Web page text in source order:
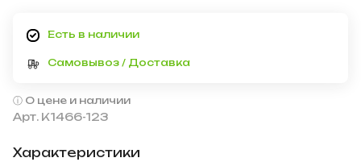
Арт. К1466-123
Характеристики
Есть в наличии
Самовывоз / Доставка
О цене и наличии